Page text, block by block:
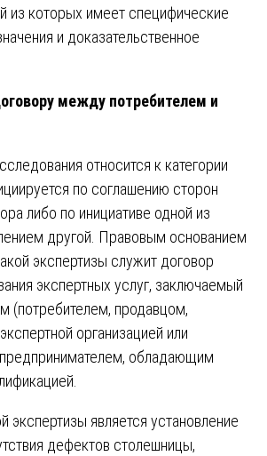
из которых имеет специфические
и доказательственное
между потребителем и
относится к категории
по соглашению сторон
либо по инициативе одной из
другой. Правовым основанием
экспертизы служит договор
экспертных услуг, заключаемый
(потребителем, продавцом,
организацией или
обладающим
экспертизы является установление
дефектов столешницы,